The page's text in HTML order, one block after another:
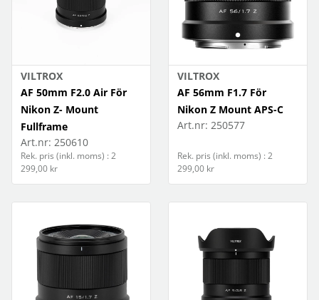
VILTROX
AF 50mm F2.0 Air För
Nikon Z- Mount
Fullframe
Art.nr: 250610
Rek. pris (inkl. moms) : 2
299,00 kr
VILTROX
AF 56mm F1.7 För
Nikon Z Mount APS-C
Art.nr: 250577
Rek. pris (inkl. moms) : 2
299,00 kr